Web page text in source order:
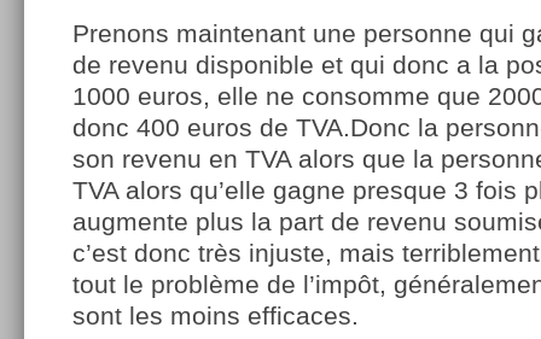
Prenons maintenant une personne qui
de revenu disponible et qui donc a la
1000 euros, elle ne consomme que
donc 400 euros de TVA.Donc la
son revenu en TVA alors que la
TVA alors qu’elle gagne presque 3 fois
augmente plus la part de revenu
c’est donc très injuste, mais
tout le problème de l’impôt,
sont les moins efficaces.